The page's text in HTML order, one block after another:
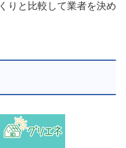
りと比較して業者を決め